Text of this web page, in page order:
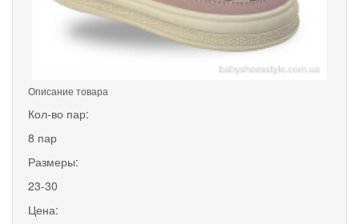
Описание товара
Кол-во пар:
8 пар
Размеры:
23-30
Цена: